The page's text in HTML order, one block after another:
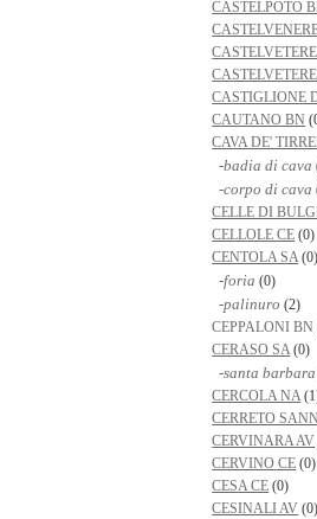
CASTELPOTO
CASTIGLIONE
CAUTANO BN
CAVA DE'
-badia di cava
-corpo di cava
CELLE DI
CELLOLE CE (0)
CENTOLA SA(0)
-foria (0)
-palinuro (2)
CEPPALONI BN
CERASO SA(0)
-santa barbara
CERCOLA NA
CERRETO
CERVINARA AV
CERVINO CE (0)
CESA CE (0)
CESINALI AV (0)